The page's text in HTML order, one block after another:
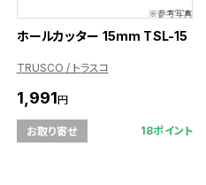
ホールカッター 15mm TSL-15
TRUSCO / トラスコ
1,991円
お取り寄せ 18ポイント